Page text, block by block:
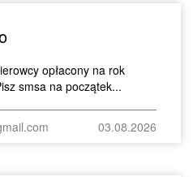
opłacony na rok
smsa na początek...
03.08.2026